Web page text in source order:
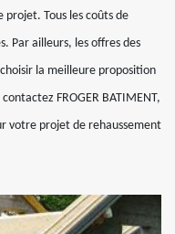
Tous les coûts de
Par ailleurs, les offres des
la meilleure proposition
FROGER BATIMENT,
votre projet de rehaussement